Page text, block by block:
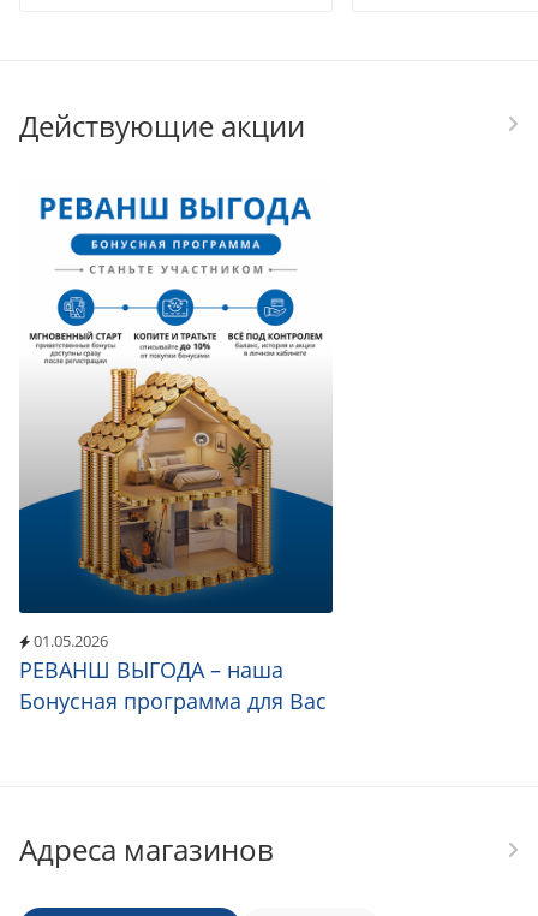
Действующие акции
01.05.2026
РЕВАНШ ВЫГОДА – наша
Бонусная программа для Вас
Адреса магазинов